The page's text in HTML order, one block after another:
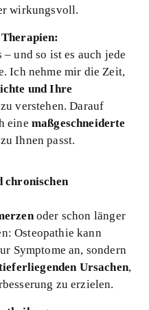
wirkungsvoll.
und so ist es auch jede
Ich nehme mir die Zeit,
und Ihre
zu verstehen. Darauf
eine maßgeschneiderte
Ihnen passt.
chronischen
oder schon länger
Osteopathie kann
Symptome an, sondern
Ursachen,
zu erzielen.